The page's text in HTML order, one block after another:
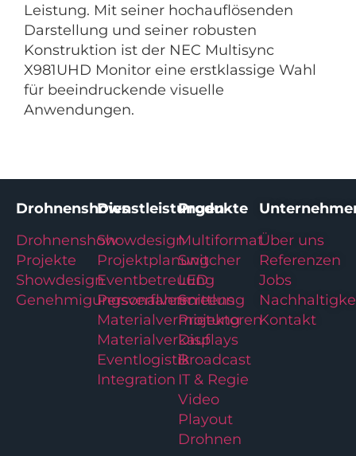
Leistung. Mit seiner hochauflösenden
Darstellung und seiner robusten
Konstruktion ist der NEC Multisync
X981UHD Monitor eine erstklassige Wahl
für beeindruckende visuelle
Anwendungen.
Drohnenshows
Drohnenshow
Projekte
Showdesign
Genehmigungsverfahren
Dienstleistungen
Showdesign
Projektplanung
Eventbetreuung
Personalvermittlung
Materialvermietung
Materialverkauf
Eventlogistik
Integration
Produkte
Multiformat
Switcher
LED
Screens
Projektoren
Displays
Broadcast
IT & Regie
Video
Playout
Drohnen
Über uns
Referenzen
Jobs
Kontakt